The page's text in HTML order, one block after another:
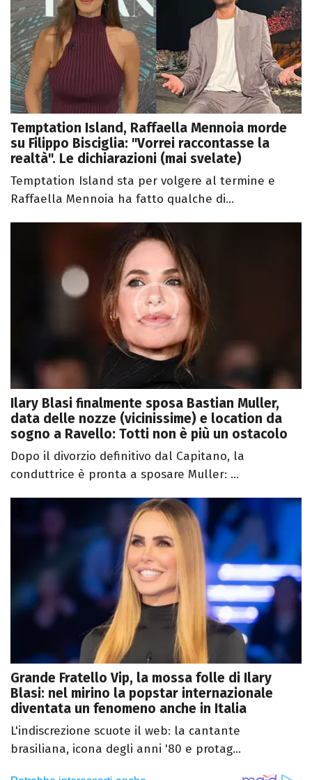
Temptation Island, Raffaella Mennoia morde
su Filippo Bisciglia: "Vorrei raccontasse la
realtà". Le dichiarazioni (mai svelate)
Temptation Island sta per volgere al termine e
Raffaella Mennoia ha fatto qualche di...
Ilary Blasi finalmente sposa Bastian Muller,
data delle nozze (vicinissime) e location da
sogno a Ravello: Totti non è più un ostacolo
Dopo il divorzio definitivo dal Capitano, la
conduttrice è pronta a sposare Muller: ...
Grande Fratello Vip, la mossa folle di Ilary
Blasi: nel mirino la popstar internazionale
diventata un fenomeno anche in Italia
L'indiscrezione scuote il web: la cantante
brasiliana, icona degli anni '80 e protag...